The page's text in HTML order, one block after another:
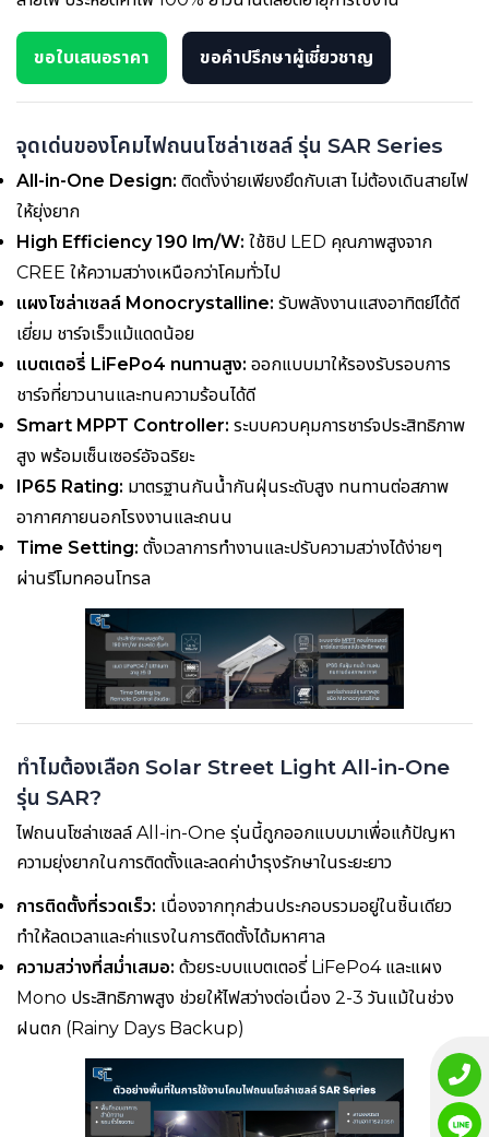
ขอใบเสนอราคา ขอคำปรึกษาผู้เชี่ยวชาญ
จุดเด่นของโคมไฟถนนโซล่าเซลล์ รุ่น SAR Series
All-in-One Design: ติดตั้งง่ายเพียงยึดกับเสา ไม่ต้องเดินสายไฟ
ให้ยุ่งยาก
High Efficiency 190 lm/W: ใช้ชิป LED คุณภาพสูงจาก
CREE ให้ความสว่างเหนือกว่าโคมทั่วไป
แผงโซล่าเซลล์ Monocrystalline: รับพลังงานแสงอาทิตย์ได้ดี
เยี่ยม ชาร์จเร็วแม้แดดน้อย
แบตเตอรี่ LiFePo4 ทนทานสูง: ออกแบบมาให้รองรับรอบการ
ชาร์จที่ยาวนานและทนความร้อนได้ดี
Smart MPPT Controller: ระบบควบคุมการชาร์จประสิทธิภาพ
สูง พร้อมเซ็นเซอร์อัจฉริยะ
IP65 Rating: มาตรฐานกันน้ำกันฝุ่นระดับสูง ทนทานต่อสภาพ
อากาศภายนอกโรงงานและถนน
Time Setting: ตั้งเวลาการทำงานและปรับความสว่างได้ง่ายๆ
ผ่านรีโมทคอนโทรล
ทำไมต้องเลือก Solar Street Light All-in-One
รุ่น SAR?
ไฟถนนโซล่าเซลล์ All-in-One รุ่นนี้ถูกออกแบบมาเพื่อแก้ปัญหา
ความยุ่งยากในการติดตั้งและลดค่าบำรุงรักษาในระยะยาว
การติดตั้งที่รวดเร็ว: เนื่องจากทุกส่วนประกอบรวมอยู่ในชิ้นเดียว
ทำให้ลดเวลาและค่าแรงในการติดตั้งได้มหาศาล
ความสว่างที่สม่ำเสมอ: ด้วยระบบแบตเตอรี่ LiFePo4 และแผง
Mono ประสิทธิภาพสูง ช่วยให้ไฟสว่างต่อเนื่อง 2-3 วันแม้ในช่วง
ฝนตก (Rainy Days Backup)